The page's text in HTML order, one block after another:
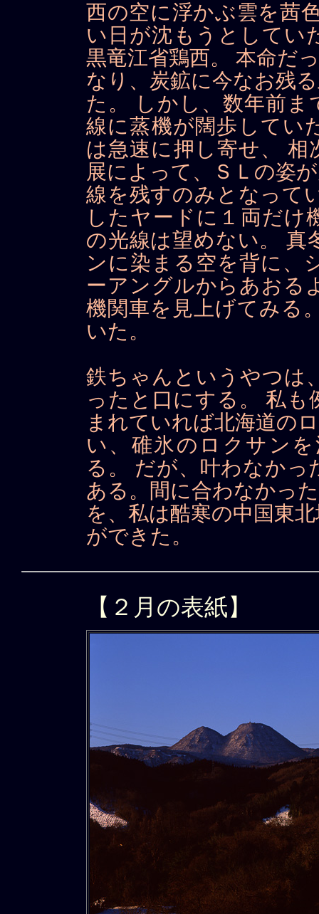
西の空に浮かぶ雲を茜
い日が沈もうとしてい
黒竜江省鶏西。 本命だ
なり、炭鉱に今なお残
た。 しかし、数年前ま
線に蒸機が闊歩してい
は急速に押し寄せ、 相
展によって、ＳＬの姿
線を残すのみとなって
したヤードに１両だけ
の光線は望めない。 真
ンに染まる空を背に、
ーアングルからあおる
機関車を見上げてみる
いた。
鉄ちゃんというやつは
ったと口にする。 私も
まれていれば北海道の
い、碓氷のロクサン
る。 だが、叶わなか
ある。間に合わなかっ
を、私は酷寒の中国東
ができた。
【２月の表紙】